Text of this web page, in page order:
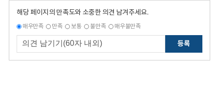
해당 페이지의 만족도와 소중한 의견 남겨주세요.
매우만족 만족 보통 불만족 매우불만족
등록